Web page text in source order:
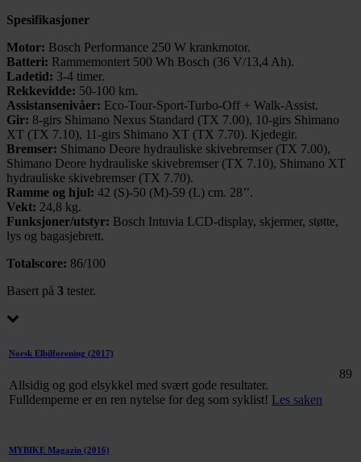
Spesifikasjoner
Motor: Bosch Performance 250 W krankmotor.
Batteri: Rammemontert 500 Wh Bosch (36 V/13,4 Ah).
Ladetid: 3-4 timer.
Rekkevidde: 50-100 km.
Assistansenivåer: Eco-Tour-Sport-Turbo-Off + Walk-Assist.
Gir: 8-girs Shimano Nexus Standard (TX 7.00), 10-girs Shimano
XT (TX 7.10), 11-girs Shimano XT (TX 7.70). Kjedegir.
Bremser: Shimano Deore hydrauliske skivebremser (TX 7.00),
Shimano Deore hydrauliske skivebremser (TX 7.10), Shimano XT
hydrauliske skivebremser (TX 7.70).
Ramme og hjul: 42 (S)-50 (M)-59 (L) cm. 28’’.
Vekt: 24,8 kg.
Funksjoner/utstyr: Bosch Intuvia LCD-display, skjermer, støtte,
lys og bagasjebrett.
Totalscore: 86/100
Basert på 3 tester.
Norsk Elbilforening (2017)
Allsidig og god elsykkel med svært gode resultater.
Fulldemperne er en ren nytelse for deg som syklist! Les saken
89
MYBIKE Magazin (2016)